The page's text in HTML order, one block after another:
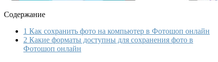
Содержание
1 Как сохранить фото на компьютер в Фотошоп онлайн
2 Какие форматы доступны для сохранения фото в
Фотошоп онлайн